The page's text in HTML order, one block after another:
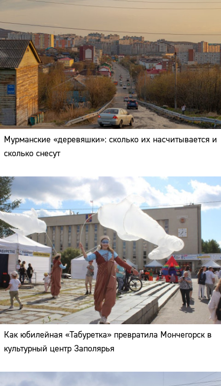
Мурманские «деревяшки»: сколько их насчитывается и
сколько снесут
Как юбилейная «Табуретка» превратила Мончегорск в
культурный центр Заполярья